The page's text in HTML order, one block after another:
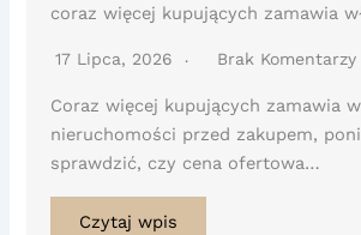
coraz więcej kupujących zamawia
17 Lipca, 2026 Brak Komentarzy
Coraz więcej kupujących zamawia
nieruchomości przed zakupem,
sprawdzić, czy cena ofertowa…
Czytaj wpis